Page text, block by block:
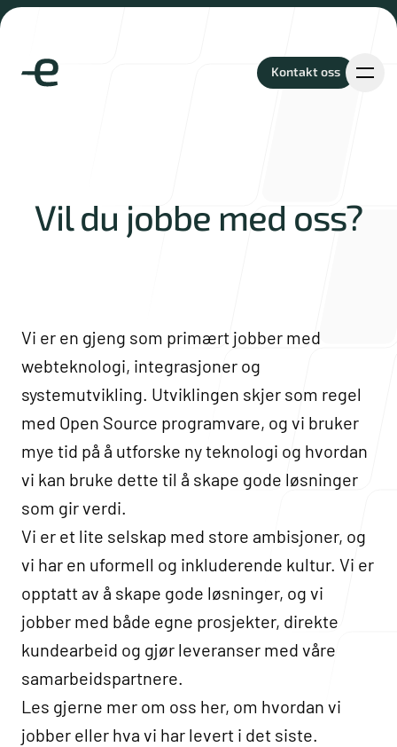
Kontakt oss
Kontakt oss
Prosjekter
Blogg
Om oss
Våre lokasjoner
Nedre Storgate 3
3015 Drammen
Vil du jobbe med oss?
Vi er en gjeng som primært jobber med
webteknologi, integrasjoner og
systemutvikling. Utviklingen skjer som regel
med Open Source programvare, og vi bruker
mye tid på å utforske ny teknologi og hvordan
vi kan bruke dette til å skape gode løsninger
som gir verdi.
Vi er et lite selskap med store ambisjoner, og
vi har en uformell og inkluderende kultur. Vi er
opptatt av å skape gode løsninger, og vi
jobber med både egne prosjekter, direkte
kundearbeid og gjør leveranser med våre
samarbeidspartnere.
Les gjerne mer om oss her, om hvordan vi
jobber eller hva vi har levert i det siste.